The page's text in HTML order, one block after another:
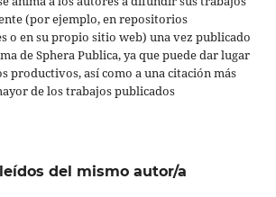
(por ejemplo, en repositorios
o en su propio sitio web) una vez publicado
de Sphera Publica, ya que puede dar lugar
productivos, así como a una citación más
de los trabajos publicados
del mismo autor/a